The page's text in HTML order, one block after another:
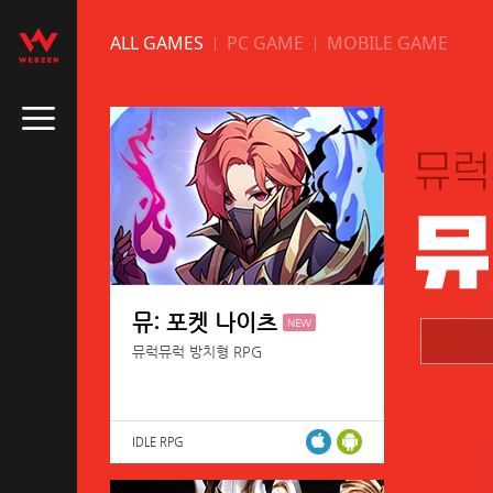
ALL GAMES PC GAME MOBILE GAME
뮤: 포켓 나이츠 NEW
뮤럭뮤럭 방치형 RPG
IDLE RPG